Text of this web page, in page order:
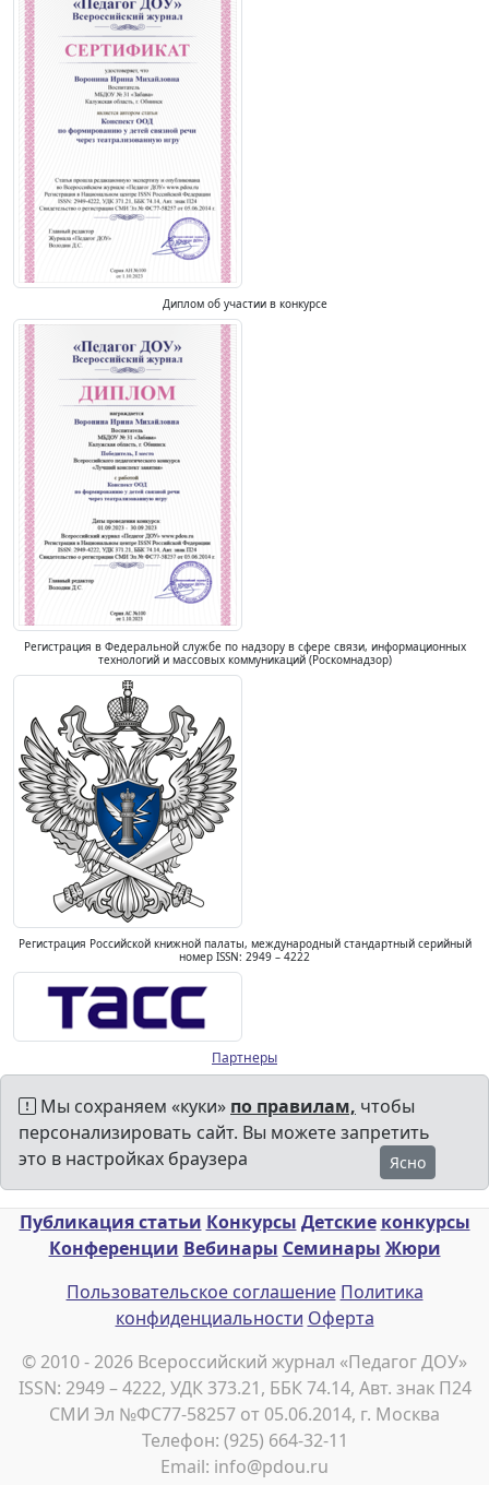
Диплом об участии в конкурсе
Регистрация в Федеральной службе по надзору в сфере связи, информационных
технологий и массовых коммуникаций (Роскомнадзор)
Регистрация Российской книжной палаты, международный стандартный серийный
номер ISSN: 2949 – 4222
Партнеры
Мы сохраняем «куки» по правилам, чтобы
персонализировать сайт. Вы можете запретить
это в настройках браузера
Ясно
Публикация статьи Конкурсы Детские конкурсы
Конференции Вебинары Семинары Жюри
Пользовательское соглашение Политика
конфиденциальности Оферта
© 2010 - 2026 Всероссийский журнал «Педагог ДОУ»
ISSN: 2949 – 4222, УДК 373.21, ББК 74.14, Авт. знак П24
СМИ Эл №ФС77-58257 от 05.06.2014, г. Москва
Телефон: (925) 664-32-11
Email: info@pdou.ru